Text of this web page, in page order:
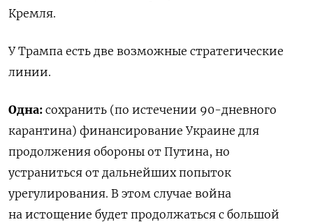
Кремля.
У Трампа есть две возможные стратегические
линии.
Одна: сохранить (по истечении 90-дневного
карантина) финансирование Украине для
продолжения обороны от Путина, но
устраниться от дальнейших попыток
урегулирования. В этом случае война
на истощение будет продолжаться с большой